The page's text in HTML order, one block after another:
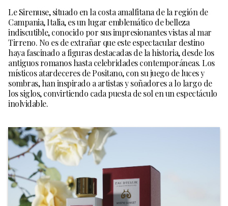
Le Sirenuse, situado en la costa amalfitana de la región de
Campania, Italia, es un lugar emblemático de belleza
indiscutible, conocido por sus impresionantes vistas al mar
Tirreno. No es de extrañar que este espectacular destino
haya fascinado a figuras destacadas de la historia, desde los
antiguos romanos hasta celebridades contemporáneas. Los
místicos atardeceres de Positano, con su juego de luces y
sombras, han inspirado a artistas y soñadores a lo largo de
los siglos, convirtiendo cada puesta de sol en un espectáculo
inolvidable.